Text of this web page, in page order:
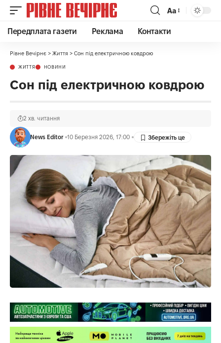
Аа
Передплата газети Реклама Контакти
Рівне Вечірнє > Життя > Сон під електричною ковдрою
ЖИТТЯ НОВИНИ
Сон під електричною ковдрою
News Editor 10 Березня 2026, 17:00
2 хв. читання